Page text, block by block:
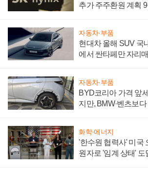
추가 주주환원 계획
자동차·부품
현대차 올해 SUV 국
에서 싼타페만 자리
자동차·부품
BYD코리아 가격 앞
지만, BMW·벤츠보
화학·에너지
'한수원 협력사' 미국
원자로 '임계 상태' 도